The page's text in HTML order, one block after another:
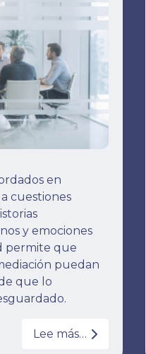
en
cuestiones
y emociones
permite que
puedan
que lo
Lee más…